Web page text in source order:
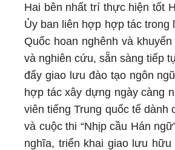
Hai bên nhất trí thực hiện tốt
Ủy ban liên hợp hợp tác trong
Quốc hoan nghênh và
và nghiên cứu, sẵn sàng tiếp
đẩy giao lưu đào tạo ngôn
hợp tác xây dựng ngày càng
viên tiếng Trung quốc tế
và cuộc thi “Nhịp cầu Hán
nghĩa, triển khai giao lưu